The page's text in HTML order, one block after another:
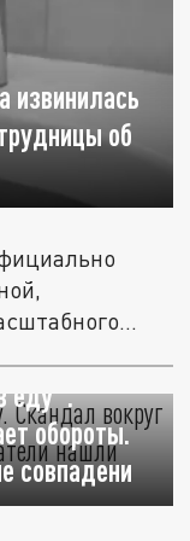
извинилась
об
еду".
обороты.
совпадени